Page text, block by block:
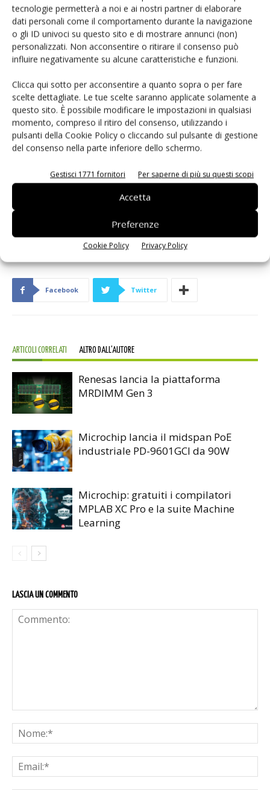
tecnologie permetterà a noi e ai nostri partner di elaborare
dati personali come il comportamento durante la navigazione
o gli ID univoci su questo sito e di mostrare annunci (non)
personalizzati. Non acconsentire o ritirare il consenso può
influire negativamente su alcune caratteristiche e funzioni.
Clicca qui sotto per acconsentire a quanto sopra o per fare
scelte dettagliate. Le tue scelte saranno applicate solamente a
questo sito. È possibile modificare le impostazioni in qualsiasi
momento, compreso il ritiro del consenso, utilizzando i
pulsanti della Cookie Policy o cliccando sul pulsante di gestione
del consenso nella parte inferiore dello schermo.
Gestisci 1771 fornitori Per saperne di più su questi scopi
Accetta
Preferenze
Cookie Policy Privacy Policy
trimestre di quest’anno e prevede che i fatturati di Q4/09
supereranno quelli di dodici mesi prima.
Slc e Mlc
multilivello) sono acronimi indicanti tecnologie per la realizzazione di memorie Nand flash
non volatili. Le loro caratteristiche sono tali da renderle adatte a due tipi di applicazioni assai
diversi tra loro: quelle con buone prestazioni e a basso costo (per cui si adattano le Mlc) e, nel
caso della tecnologia Slc, quelle con ottime prestazioni ma costo maggiore. Samsung ha
Flex-OneNand. Gli elementi Mlc di Flex-OneNand offrono una velocità di
scrittura comparabile a quella dei dispositivi Mlc Nand tradizionali, mentre quelli Slc sono
caratterizzati da una velocità di scrittura tre volte maggiore.
Facebook Twitter
ARTICOLI CORRELATI ALTRO DALL'AUTORE
Renesas lancia la piattaforma
MRDIMM Gen 3
Microchip lancia il midspan PoE
industriale PD-9601GCI da 90W
Microchip: gratuiti i compilatori
MPLAB XC Pro e la suite Machine
Learning
LASCIA UN COMMENTO